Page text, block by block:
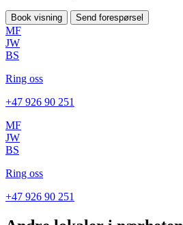
Book visning Send forespørsel
MF
JW
BS
Ring oss
+47 926 90 251
MF
JW
BS
Ring oss
+47 926 90 251